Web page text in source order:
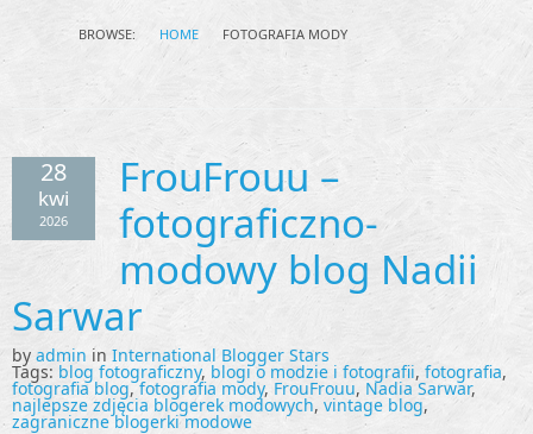
Contact
BROWSE: HOME FOTOGRAFIA MODY
28
kwi
2026
FrouFrouu –
fotograficzno-
modowy blog Nadii
Sarwar
by admin in International Blogger Stars
Tags: blog fotograficzny, blogi o modzie i fotografii, fotografia,
fotografia blog,fotografia mody, FrouFrouu, Nadia Sarwar,
najlepsze zdjęcia blogerek modowych, vintage blog,
zagraniczne blogerki modowe